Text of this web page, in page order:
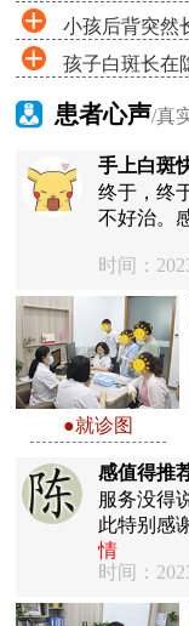
小孩后背突然
孩子白斑长在
患者心声/真
手上白斑
终于，终
不好治。
时间：
●就诊图
感值得推
服务没得
此特别感
情
时间：